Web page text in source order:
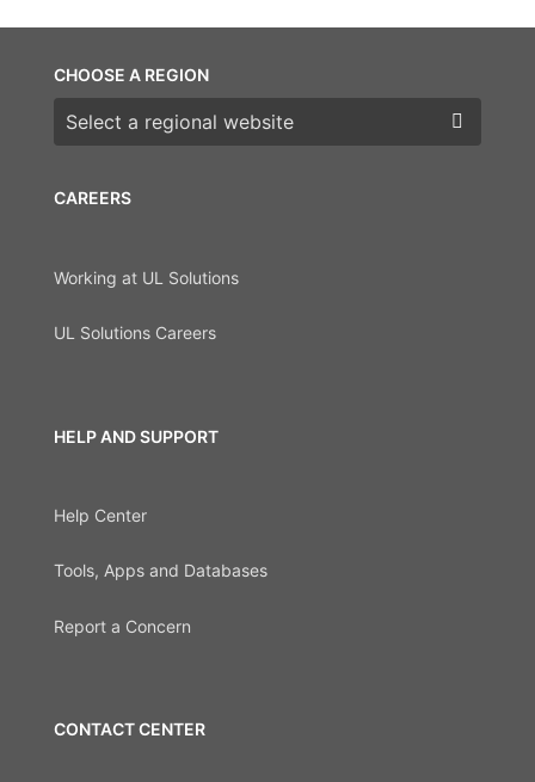
CAREERS
Working at UL Solutions
UL Solutions Careers
HELP AND SUPPORT
Help Center
Tools, Apps and Databases
Report a Concern
CONTACT CENTER
CHOOSE A REGION
Choose a region